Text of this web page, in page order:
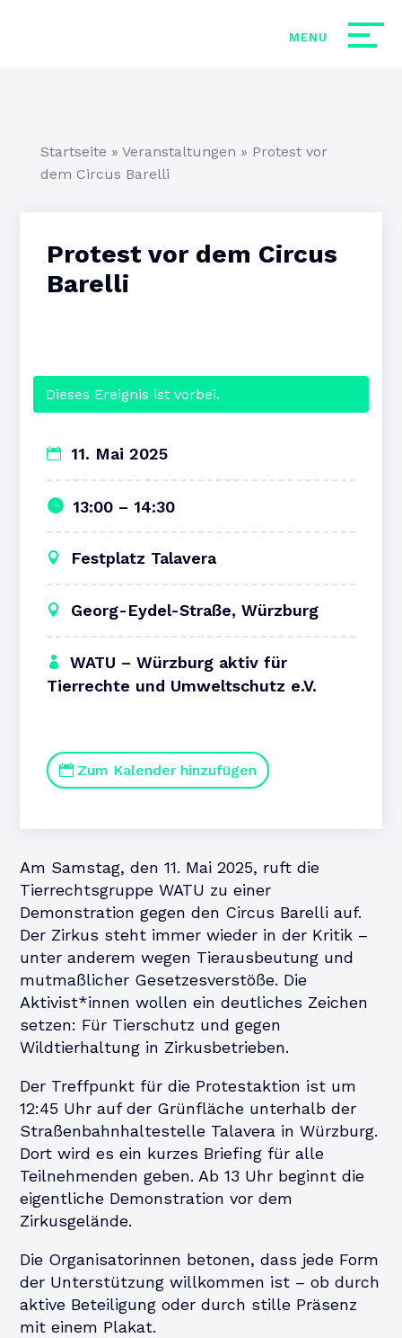
Startseite » Veranstaltungen » Protest vor
dem Circus Barelli
Protest vor dem Circus
Barelli
Dieses Ereignis ist vorbei.
11. Mai 2025
13:00 – 14:30
Festplatz Talavera
Georg-Eydel-Straße, Würzburg
WATU – Würzburg aktiv für
Tierrechte und Umweltschutz e.V.
Zum Kalender hinzufügen
Am Samstag, den 11. Mai 2025, ruft die
Tierrechtsgruppe WATU zu einer
Demonstration gegen den Circus Barelli auf.
Der Zirkus steht immer wieder in der Kritik –
unter anderem wegen Tierausbeutung und
mutmaßlicher Gesetzesverstöße. Die
Aktivist*innen wollen ein deutliches Zeichen
setzen: Für Tierschutz und gegen
Wildtierhaltung in Zirkusbetrieben.
Der Treffpunkt für die Protestaktion ist um
12:45 Uhr auf der Grünfläche unterhalb der
Straßenbahnhaltestelle Talavera in Würzburg.
Dort wird es ein kurzes Briefing für alle
Teilnehmenden geben. Ab 13 Uhr beginnt die
eigentliche Demonstration vor dem
Zirkusgelände.
Die Organisatorinnen betonen, dass jede Form
der Unterstützung willkommen ist – ob durch
aktive Beteiligung oder durch stille Präsenz
mit einem Plakat.